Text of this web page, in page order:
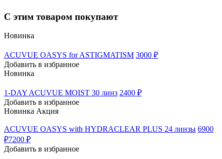
С этим товаром покупают
Новинка
ACUVUE OASYS for ASTIGMATISM 3000 ₽
Добавить в избранное
Новинка
1-DAY ACUVUE MOIST 30 линз 2400 ₽
Добавить в избранное
Новинка Акция
ACUVUE OASYS with HYDRACLEAR PLUS 24 линзы 6900
₽7200 ₽
Добавить в избранное